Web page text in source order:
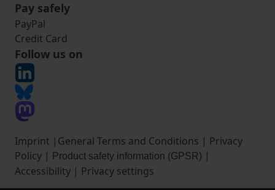
Pay safely
PayPal
Credit Card
Follow us on
Imprint | General Terms and Conditions | Privacy
Policy | Product safety information (GPSR) |
Accessibility | Privacy settings